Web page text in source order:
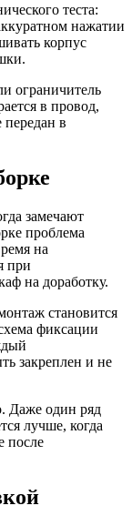
теста:
нажатии
корпус
ограничитель
в провод,
передан в
замечают
проблема
на
при
на доработку.
становится
фиксации
закреплен и не
Даже один ряд
лучше, когда
после